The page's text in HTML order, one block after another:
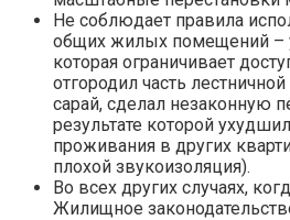
Не соблюдает правила
общих жилых помещений –
которая ограничивает
отгородил часть
сарай, сделал незаконную
результате которой
проживания в других
плохой звукоизоляция).
Во всех других случаях,
Жилищное